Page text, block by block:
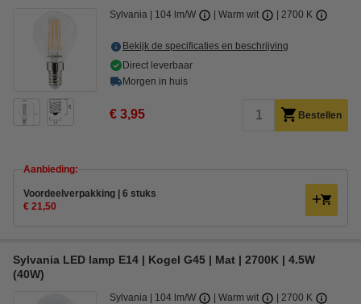
Sylvania 104 lm/W Warm wit 2700 K
Bekijk de specificaties en beschrijving
Direct leverbaar
Morgen in huis
€ 3,95 Bestellen
Aanbieding:
Voordeelverpakking | 6 stuks
€ 21,50
Sylvania LED lamp E14 | Kogel G45 | Mat | 2700K | 4.5W
(40W)
Sylvania 104 lm/W Warm wit 2700 K